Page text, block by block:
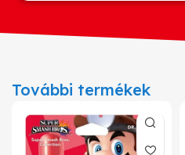
További termékek